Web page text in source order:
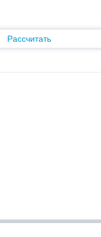
Рассчитать